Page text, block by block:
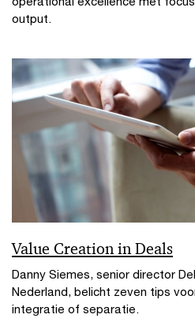
output.
Value Creation in Deals
Danny Siemes, senior director
Nederland, belicht zeven tips
integratie of separatie.